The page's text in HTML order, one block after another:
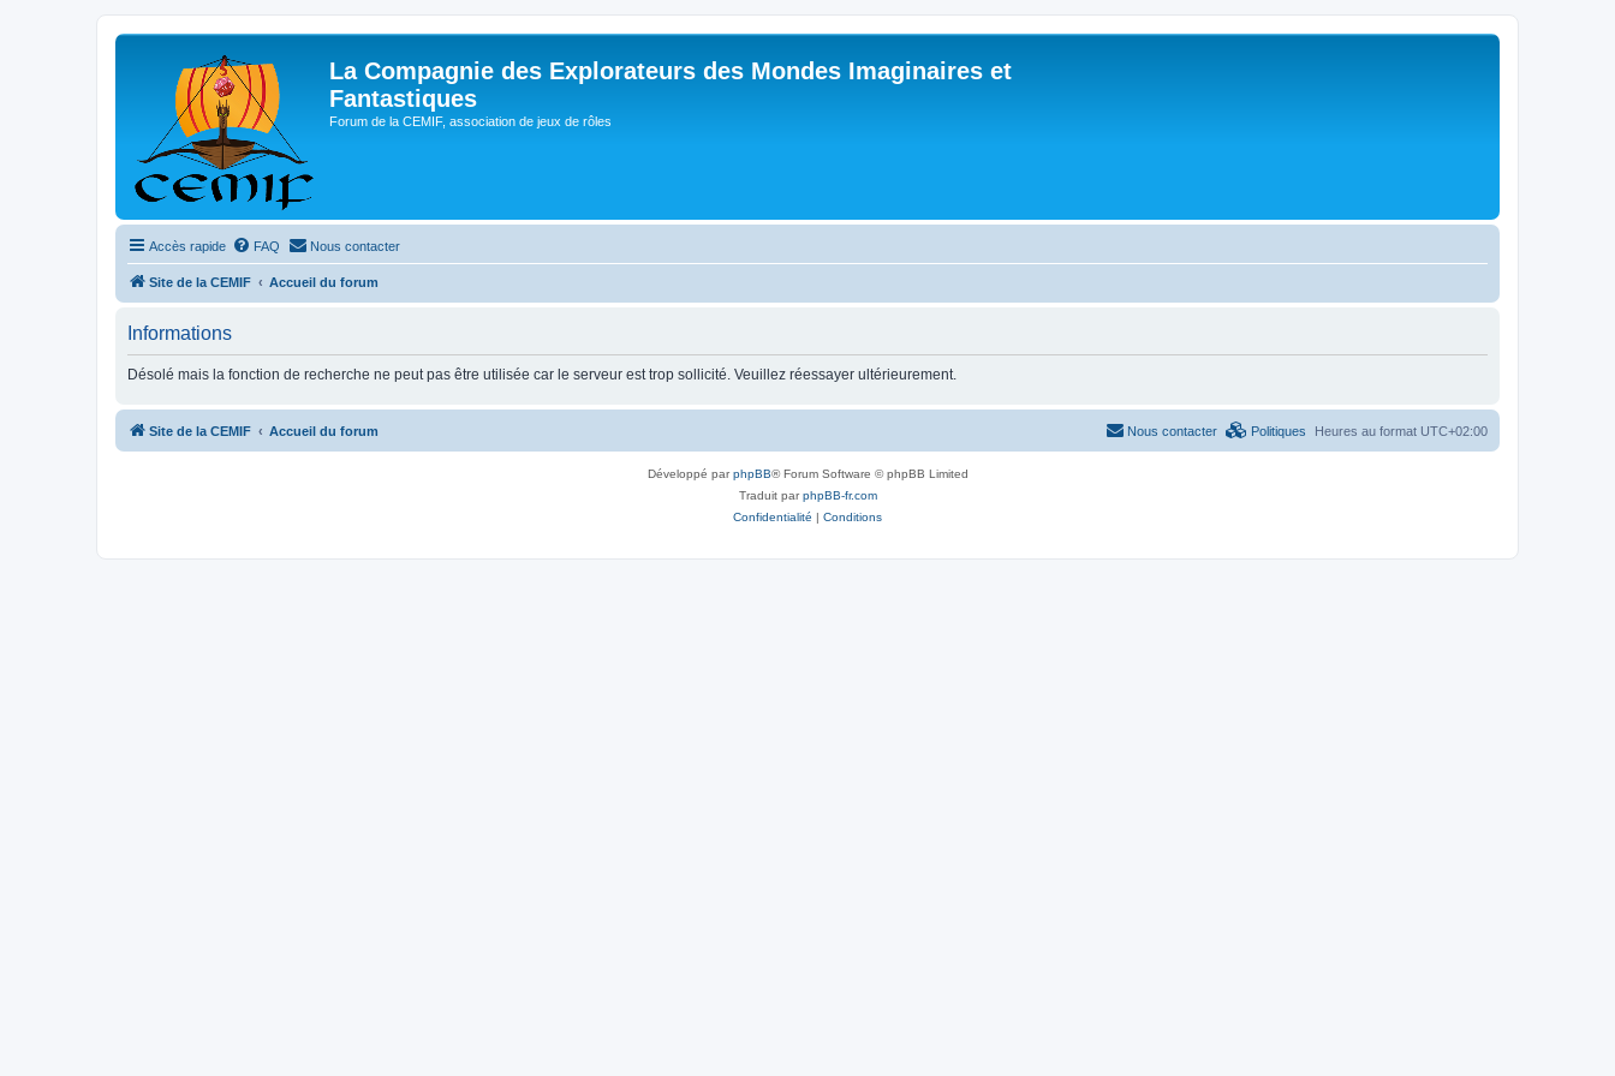
La Compagnie des Explorateurs des Mondes Imaginaires et
Fantastiques
Forum de la CEMIF, association de jeux de rôles
Accès rapide FAQ Nous contacter
Site de la CEMIF Accueil du forum
Informations
Désolé mais la fonction de recherche ne peut pas être utilisée car le serveur est trop sollicité. Veuillez réessayer ultérieurement.
Site de la CEMIF Accueil du forum Heures au format UTC+02:00
Politiques
Nous contacter
Développé parphpBB® Forum Software © phpBB Limited
Traduit parphpBB-fr.com
Confidentialité | Conditions